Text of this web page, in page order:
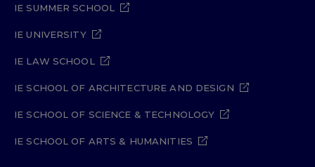
IE SUMMER SCHOOL
IE UNIVERSITY
IE LAW SCHOOL
IE SCHOOL OF ARCHITECTURE AND DESIGN
IE SCHOOL OF SCIENCE & TECHNOLOGY
IE SCHOOL OF ARTS & HUMANITIES